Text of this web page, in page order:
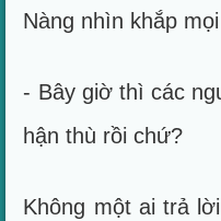
Nàng nhìn khắp
- Bây giờ thì các
hận thù rồi chứ?
Không một ai trả